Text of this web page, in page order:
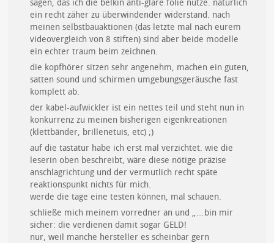
sagen, das ich die belkin anti-glare folie nutze. natürlich
ein recht zäher zu überwindender widerstand. nach
meinen selbstbauaktionen (das letzte mal nach eurem
videovergleich von 8 stiften) sind aber beide modelle
ein echter traum beim zeichnen.
die kopfhörer sitzen sehr angenehm, machen ein guten,
satten sound und schirmen umgebungsgeräusche fast
komplett ab.
der kabel-aufwickler ist ein nettes teil und steht nun in
konkurrenz zu meinen bisherigen eigenkreationen
(klettbänder, brillenetuis, etc) ;)
auf die tastatur habe ich erst mal verzichtet. wie die
leserin oben beschreibt, wäre diese nötige präzise
anschlagrichtung und der vermutlich recht späte
reaktionspunkt nichts für mich.
werde die tage eine testen können, mal schauen.
schließe mich meinem vorredner an und „…bin mir
sicher: die verdienen damit sogar GELD!
nur, weil manche hersteller es scheinbar gern